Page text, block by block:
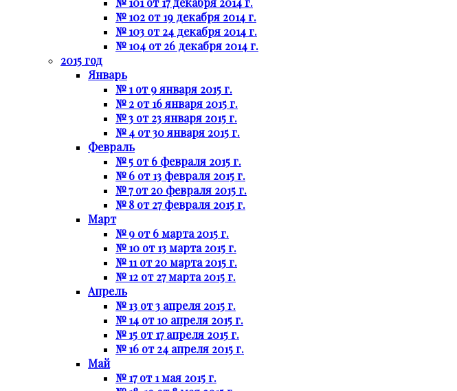
№ 102 от 19 декабря 2014 г.
№ 103 от 24 декабря 2014 г.
№ 104 от 26 декабря 2014 г.
2015 год
Январь
№ 1 от 9 января 2015 г.
№ 2 от 16 января 2015 г.
№ 3 от 23 января 2015 г.
№ 4 от 30 января 2015 г.
Февраль
№ 5 от 6 февраля 2015 г.
№ 6 от 13 февраля 2015 г.
№ 7 от 20 февраля 2015 г.
№ 8 от 27 февраля 2015 г.
Март
№ 9 от 6 марта 2015 г.
№ 10 от 13 марта 2015 г.
№ 11 от 20 марта 2015 г.
№ 12 от 27 марта 2015 г.
Апрель
№ 13 от 3 апреля 2015 г.
№ 14 от 10 апреля 2015 г.
№ 15 от 17 апреля 2015 г.
№ 16 от 24 апреля 2015 г.
Май
№ 17 от 1 мая 2015 г.